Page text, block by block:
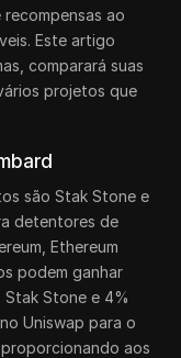
ao
Este artigo
comparará suas
projetos que
são Stak Stone e
detentores de
Ethereum
podem ganhar
Stak Stone e 4%
Uniswap para o
aos